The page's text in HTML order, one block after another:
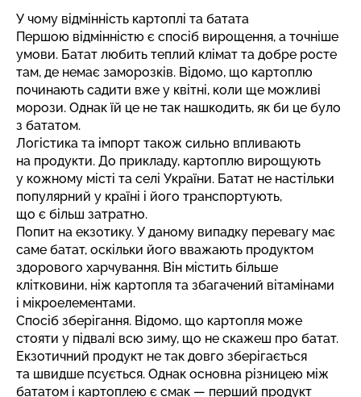
У чому відмінність картоплі та батата
Першою відмінністю є спосіб вирощення, а точніше
умови. Батат любить теплий клімат та добре росте
там, де немає заморозків. Відомо, що картоплю
починають садити вже у квітні, коли ще можливі
морози. Однак їй це не так нашкодить, як би це було
з бататом.
Логістика та імпорт також сильно впливають
на продукти. До прикладу, картоплю вирощують
у кожному місті та селі України. Батат не настільки
популярний у країні і його транспортують,
що є більш затратно.
Попит на екзотику. У даному випадку перевагу має
саме батат, оскільки його вважають продуктом
здорового харчування. Він містить більше
клітковини, ніж картопля та збагачений вітамінами
і мікроелементами.
Спосіб зберігання. Відомо, що картопля може
стояти у підвалі всю зиму, що не скажеш про батат.
Екзотичний продукт не так довго зберігається
та швидше псується. Однак основна різницею між
бататом і картоплею є смак — перший продукт